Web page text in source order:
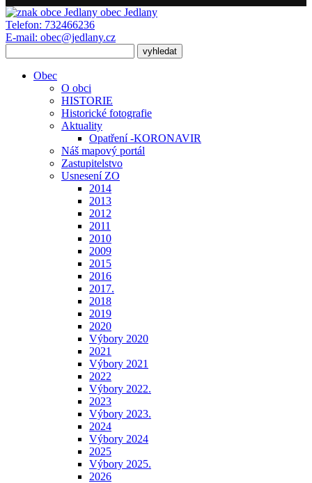
obec Jedlany
Telefon: 732466236
E-mail: obec@jedlany.cz
Obec
O obci
HISTORIE
Historické fotografie
Aktuality
Opatření -KORONAVIR
Náš mapový portál
Zastupitelstvo
Usnesení ZO
2014
2013
2012
2011
2010
2009
2015
2016
2017.
2018
2019
2020
Výbory 2020
2021
Výbory 2021
2022
Výbory 2022.
2023
Výbory 2023.
2024
Výbory 2024
2025
Výbory 2025.
2026